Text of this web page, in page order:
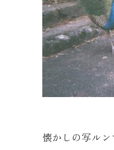
懐かしの写ル